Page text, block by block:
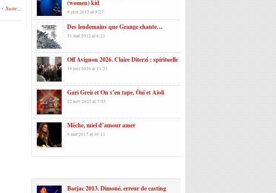
Suite...
(women) kid
9 juin 2015 at 9:27
Des lendemains que Grange chante…
31 mar 2012 at 6:21
Off Avignon 2026. Claire Diterzi : spirituelle
18 juil 2026 at 11:21
Gari Greù et On s’en tape, Òai et Aïoli
22 nov 2022 at 7:55
Mèche, miel d’amour amer
9 mar 2017 at 10:11
Barjac 2013. Dimoné, erreur de casting